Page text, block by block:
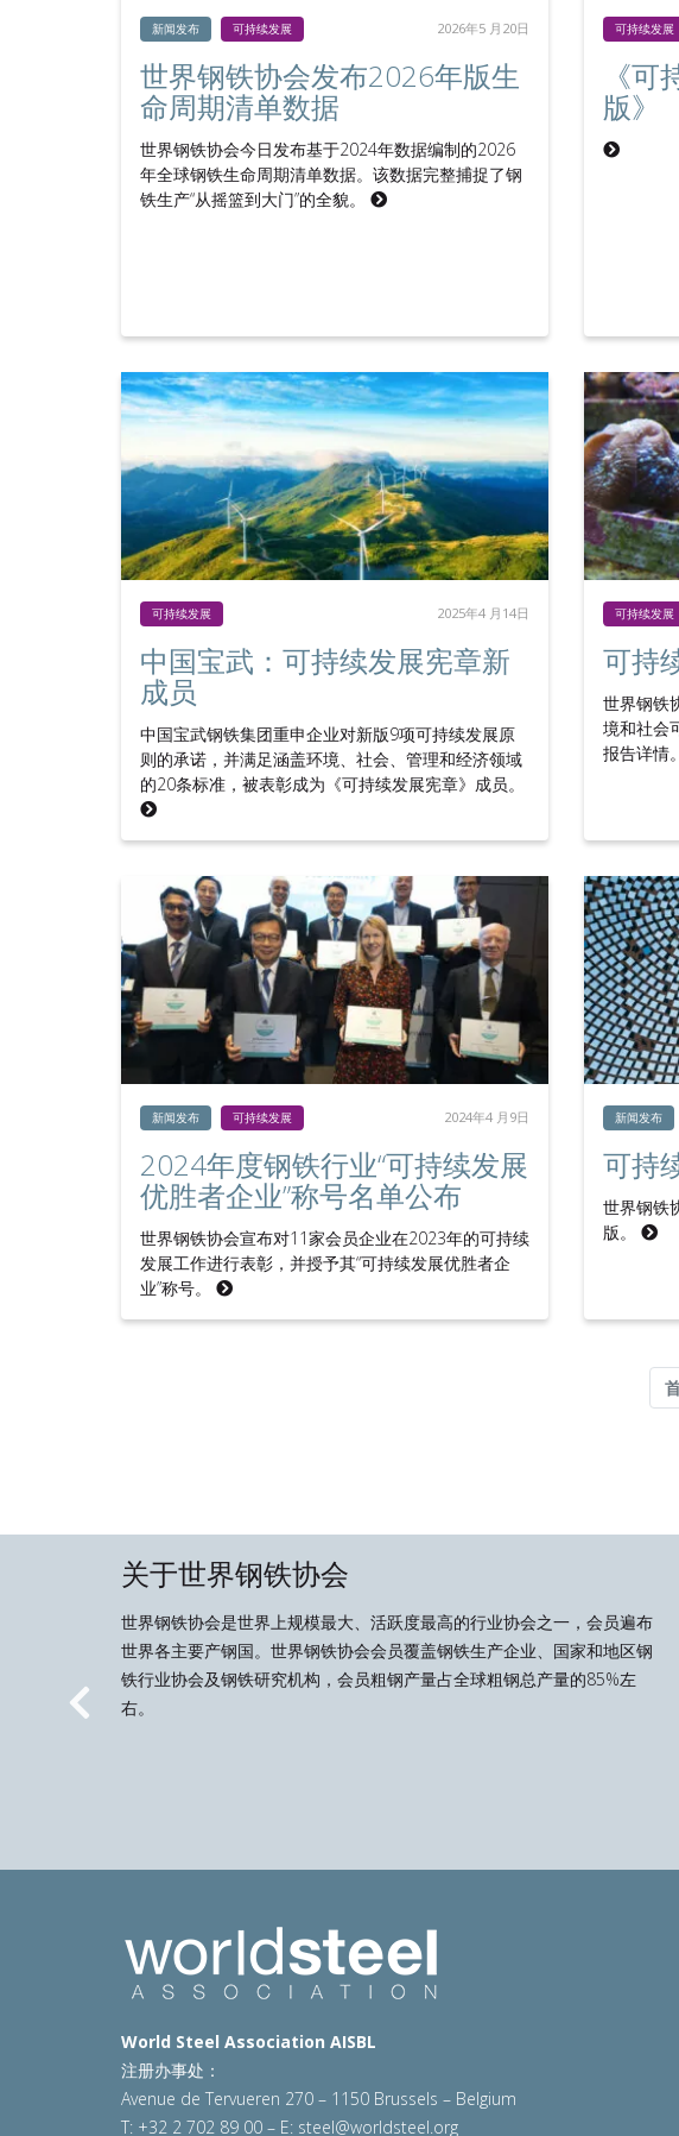
新闻发布 可持续发展 2026年5 月20日
世界钢铁协会发布2026年版生
命周期清单数据
世界钢铁协会今日发布基于2024年数据编制的2026
年全球钢铁生命周期清单数据。该数据完整捕捉了钢
铁生产“从摇篮到大门”的全貌。
可持续发展
《
版》
可持续发展 2025年4 月14日
中国宝武：可持续发展宪章新
成员
中国宝武钢铁集团重申企业对新版9项可持续发展原
则的承诺，并满足涵盖环境、社会、管理和经济领域
的20条标准，被表彰成为《可持续发展宪章》成员。
可持续发展
可持
世界钢铁
境和社会
报告详情。
新闻发布 可持续发展 2024年4 月9日
2024年度钢铁行业“可持续发展
优胜者企业”称号名单公布
世界钢铁协会宣布对11家会员企业在2023年的可持续
发展工作进行表彰，并授予其“可持续发展优胜者企
业”称号。
新闻发布
可持
世界钢铁
版。
关于世界钢铁协会
世界钢铁协会是世界上规模最大、活跃度最高的行业协会之一，会员遍布
世界各主要产钢国。世界钢铁协会会员覆盖钢铁生产企业、国家和地区钢
铁行业协会及钢铁研究机构，会员粗钢产量占全球粗钢总产量的85%左
右。
Previous
World Steel Association AISBL
注册办事处：
Avenue de Tervueren 270 – 1150 Brussels – Belgium
T: +32 2 702 89 00 – E: steel@worldsteel.org